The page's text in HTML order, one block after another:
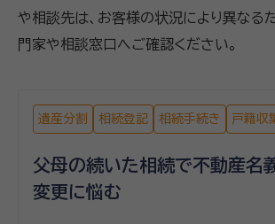
や相談先は、お客様の状況により異なる
門家や相談窓口へご確認ください。
遺産分割 相続登記 相続手続き 戸籍収
父母の続いた相続で不動産名
変更に悩む